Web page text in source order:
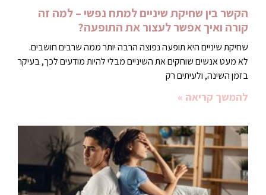
הקשר בין שחיקת שיניים למתח נפשי – למה זה
קורה ואיך אפשר לעצור את התופעה?
שחיקת שיניים היא תופעה נפוצה הרבה יותר ממה שרבים חושבים.
לא מעט אנשים שוחקים את השיניים מבלי להיות מודעים לכך, בעיקר
בזמן השינה, ולעיתים רק
להמשך קריאה »